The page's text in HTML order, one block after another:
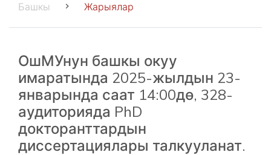
Башкы Жарыялар
ОшМУнун башкы окуу
имаратында 2025-жылдын 23-
январында саат 14:00дө, 328-
аудиторияда PhD
докторанттардын
диссертациялары талкууланат.